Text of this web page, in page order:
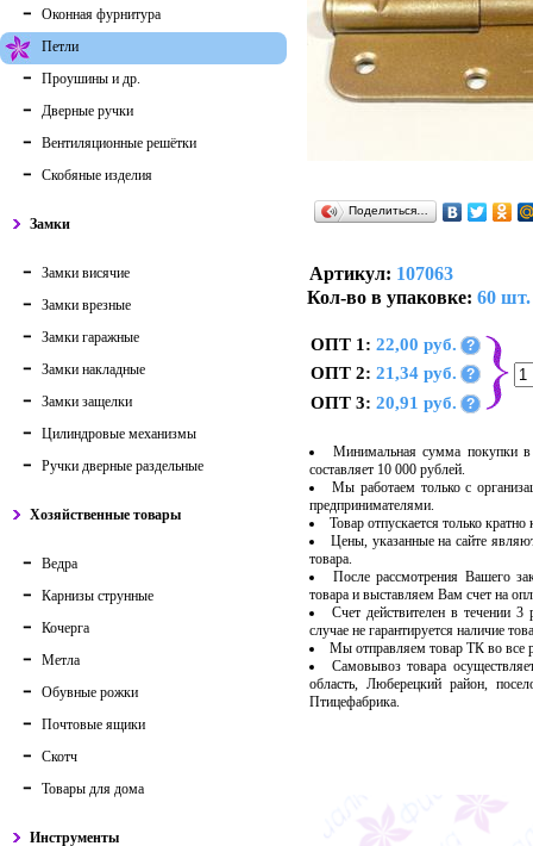
Оконная фурнитура
Петли
Проушины и др.
Дверные ручки
Вентиляционные решётки
Скобяные изделия
Замки
Замки висячие
Замки врезные
Замки гаражные
Замки накладные
Замки защелки
Цилиндровые механизмы
Ручки дверные раздельные
Хозяйственные товары
Ведра
Карнизы струнные
Кочерга
Метла
Обувные рожки
Почтовые ящики
Скотч
Товары для дома
Инструменты
Поделиться…
Артикул: 107063
Кол-во в упаковке: 60 шт.
ОПТ 1: 22,00 руб. ?
ОПТ 2: 21,34 руб. ?
ОПТ 3: 20,91 руб. ?
Минимальная сумма покупки в
составляет 10 000 рублей.
Мы работаем только с
предпринимателями.
Товар отпускается только
Цены, указанные на сайте
товара.
После рассмотрения Вашего
товара и выставляем Вам счет на
Счет действителен в течении
случае не гарантируется наличие
Мы отправляем товар ТК во
Самовывоз товара
область, Люберецкий район,
Птицефабрика.